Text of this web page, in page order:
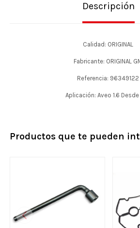
Descripción
Calidad: ORIGINAL
Fabricante: ORIGINAL
Referencia: 96349122
Aplicación: Aveo 1.6 Desde
Productos que te pueden